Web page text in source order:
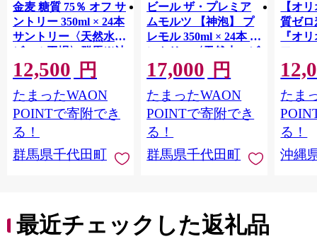
金麦 糖質 75％ オフ サ
ントリー 350ml × 24本
サントリー〈天然水の
ビール工場〉群馬※沖
縄・離島地域へのお届
け不可
12,500 円
たまったWAON
POINTで寄附でき
る！
群馬県千代田町
ビール ザ・プレミア
ムモルツ 【神泡】 プ
レモル 350ml × 24本 サ
ントリー〈天然水のビ
ール工場〉群馬※沖
縄・離島地域へのお届
け不可
17,000 円
たまったWAON
POINTで寄附でき
る！
群馬県千代田町
【オ
質ゼロ
『オ
フ』
泡酒
1ケー
ロ ゼ
麦芽3
化し
すめ
重瀬
たま
る！
沖縄
最近チェックした返礼品